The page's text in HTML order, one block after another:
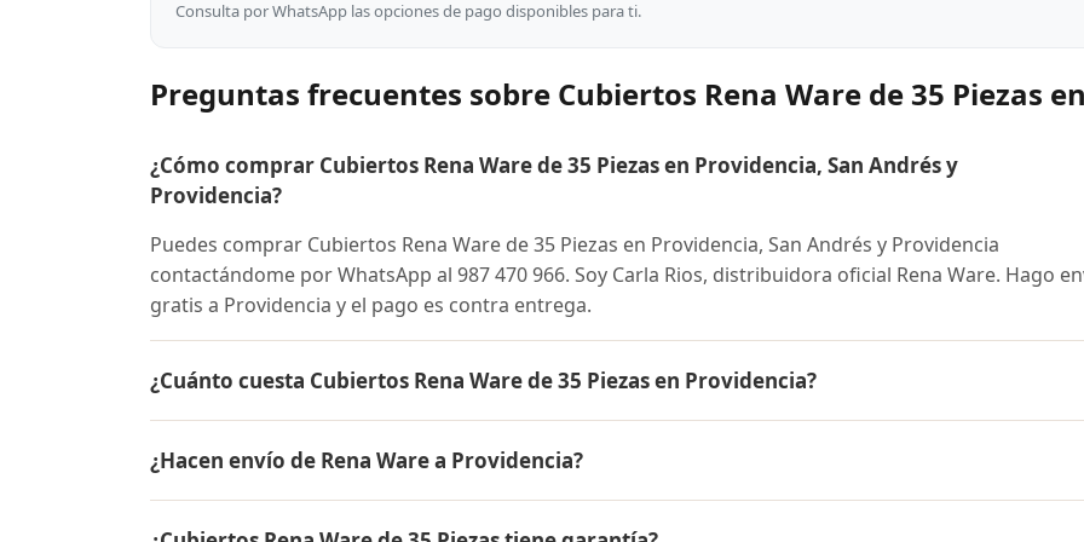
Consulta por WhatsApp las opciones de pago disponibles para ti.
Preguntas frecuentes sobre Cubiertos Rena Ware de 35 Piezas
¿Cómo comprar Cubiertos Rena Ware de 35 Piezas en Providencia, San Andrés y
Providencia?
Puedes comprar Cubiertos Rena Ware de 35 Piezas en Providencia, San Andrés y Providencia
contactándome por WhatsApp al 987 470 966. Soy Carla Rios, distribuidora oficial Rena Ware. Hago
gratis a Providencia y el pago es contra entrega.
¿Cuánto cuesta Cubiertos Rena Ware de 35 Piezas en Providencia?
para conocer el precio actual, promociones disponibles y facilidades de pago en cuotas desde el 10%
inicial.
¿Hacen envío de Rena Ware a Providencia?